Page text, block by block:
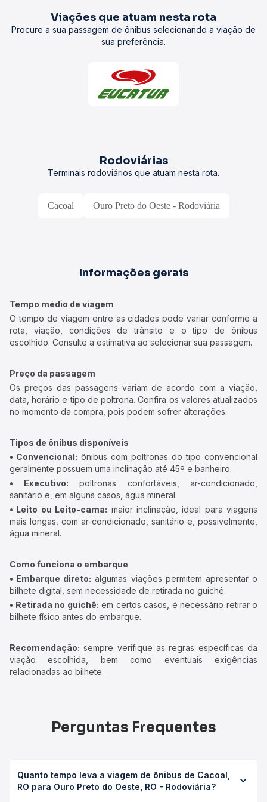
Viações que atuam nesta rota
Procure a sua passagem de ônibus selecionando a viação de
sua preferência.
Rodoviárias
Terminais rodoviários que atuam nesta rota.
Cacoal Ouro Preto do Oeste - Rodoviária
Informações gerais
Tempo médio de viagem
O tempo de viagem entre as cidades pode variar conforme a
rota, viação, condições de trânsito e o tipo de ônibus
escolhido. Consulte a estimativa ao selecionar sua passagem.
Preço da passagem
Os preços das passagens variam de acordo com a viação,
data, horário e tipo de poltrona. Confira os valores atualizados
no momento da compra, pois podem sofrer alterações.
Tipos de ônibus disponíveis
• Convencional: ônibus com poltronas do tipo convencional
geralmente possuem uma inclinação até 45º e banheiro.
• Executivo: poltronas confortáveis, ar-condicionado,
sanitário e, em alguns casos, água mineral.
• Leito ou Leito-cama: maior inclinação, ideal para viagens
mais longas, com ar-condicionado, sanitário e, possivelmente,
água mineral.
Como funciona o embarque
• Embarque direto: algumas viações permitem apresentar o
bilhete digital, sem necessidade de retirada no guichê.
• Retirada no guichê: em certos casos, é necessário retirar o
bilhete físico antes do embarque.
Recomendação: sempre verifique as regras específicas da
viação escolhida, bem como eventuais exigências
relacionadas ao bilhete.
Perguntas Frequentes
Quanto tempo leva a viagem de ônibus de Cacoal,
RO para Ouro Preto do Oeste, RO - Rodoviária?